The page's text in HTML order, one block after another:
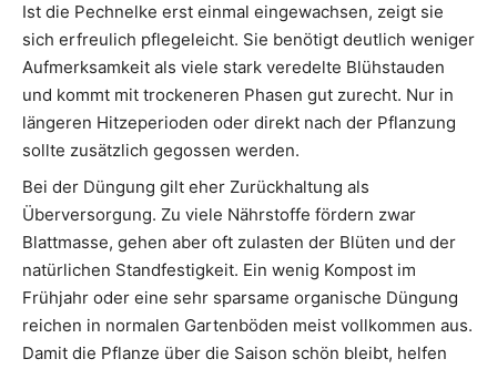
Ist die Pechnelke erst einmal eingewachsen, zeigt sie
sich erfreulich pflegeleicht. Sie benötigt deutlich weniger
Aufmerksamkeit als viele stark veredelte Blühstauden
und kommt mit trockeneren Phasen gut zurecht. Nur in
längeren Hitzeperioden oder direkt nach der Pflanzung
sollte zusätzlich gegossen werden.
Bei der Düngung gilt eher Zurückhaltung als
Überversorgung. Zu viele Nährstoffe fördern zwar
Blattmasse, gehen aber oft zulasten der Blüten und der
natürlichen Standfestigkeit. Ein wenig Kompost im
Frühjahr oder eine sehr sparsame organische Düngung
reichen in normalen Gartenböden meist vollkommen aus.
Damit die Pflanze über die Saison schön bleibt, helfen